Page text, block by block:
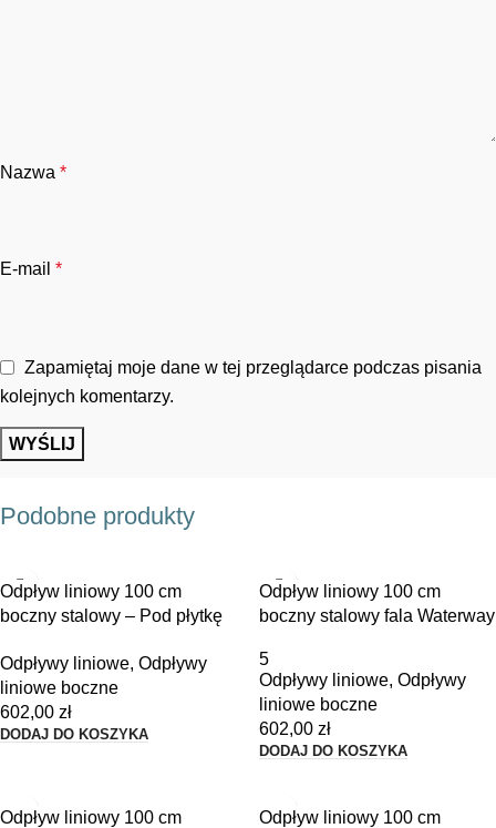
Nazwa *
E-mail *
Zapamiętaj moje dane w tej przeglądarce podczas pisania
kolejnych komentarzy.
Podobne produkty
Odpływ liniowy 100 cm
boczny stalowy – Pod płytkę
Odpływy liniowe, Odpływy
liniowe boczne
602,00 zł
DODAJ DO KOSZYKA
Odpływ liniowy 100 cm
boczny stalowy fala Waterway
5
Odpływy liniowe, Odpływy
liniowe boczne
602,00 zł
DODAJ DO KOSZYKA
Odpływ liniowy 100 cm
Odpływ liniowy 100 cm